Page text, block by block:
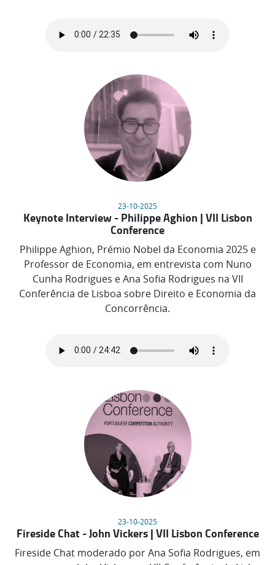
23-10-2025
Keynote Interview - Philippe Aghion | VII Lisbon
Conference
Philippe Aghion, Prémio Nobel da Economia 2025 e
Professor de Economia, em entrevista com Nuno
Cunha Rodrigues e Ana Sofia Rodrigues na VII
Conferência de Lisboa sobre Direito e Economia da
Concorrência.
23-10-2025
Fireside Chat - John Vickers | VII Lisbon Conference
Fireside Chat moderado por Ana Sofia Rodrigues, em